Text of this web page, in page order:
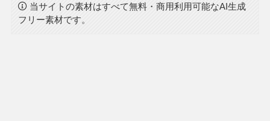
当サイトの素材はすべて無料・商用利用可能なAI生成
フリー素材です。